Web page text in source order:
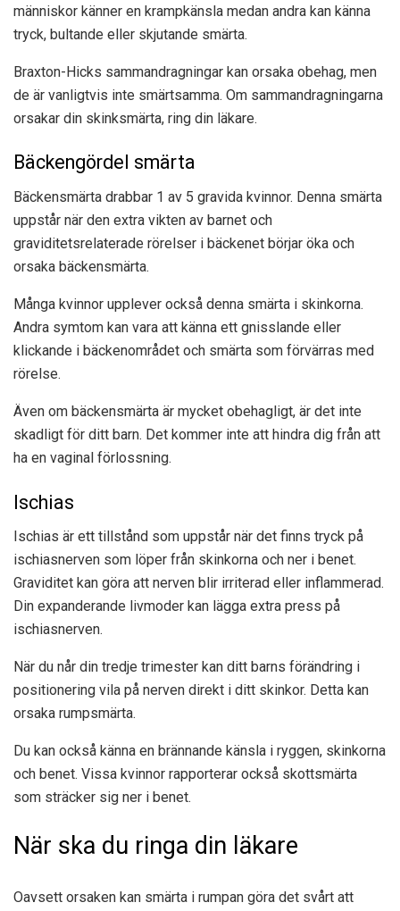
människor känner en krampkänsla medan andra kan känna
tryck, bultande eller skjutande smärta.
Braxton-Hicks sammandragningar kan orsaka obehag, men
de är vanligtvis inte smärtsamma. Om sammandragningarna
orsakar din skinksmärta, ring din läkare.
Bäckengördel smärta
Bäckensmärta drabbar 1 av 5 gravida kvinnor. Denna smärta
uppstår när den extra vikten av barnet och
graviditetsrelaterade rörelser i bäckenet börjar öka och
orsaka bäckensmärta.
Många kvinnor upplever också denna smärta i skinkorna.
Andra symtom kan vara att känna ett gnisslande eller
klickande i bäckenområdet och smärta som förvärras med
rörelse.
Även om bäckensmärta är mycket obehagligt, är det inte
skadligt för ditt barn. Det kommer inte att hindra dig från att
ha en vaginal förlossning.
Ischias
Ischias är ett tillstånd som uppstår när det finns tryck på
ischiasnerven som löper från skinkorna och ner i benet.
Graviditet kan göra att nerven blir irriterad eller inflammerad.
Din expanderande livmoder kan lägga extra press på
ischiasnerven.
När du når din tredje trimester kan ditt barns förändring i
positionering vila på nerven direkt i ditt skinkor. Detta kan
orsaka rumpsmärta.
Du kan också känna en brännande känsla i ryggen, skinkorna
och benet. Vissa kvinnor rapporterar också skottsmärta
som sträcker sig ner i benet.
När ska du ringa din läkare
Oavsett orsaken kan smärta i rumpan göra det svårt att